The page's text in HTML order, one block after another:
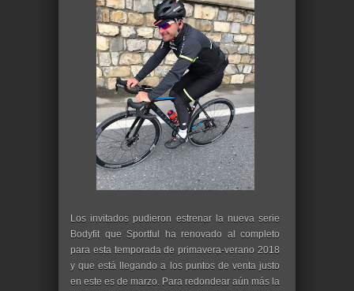
Los invitados pudieron estrenar la nueva serie
Bodyfit que Sportful ha renovado al completo
para esta temporada de primavera-verano 2018
y que está llegando a los puntos de venta justo
en este es de marzo. Para redondear aún más la